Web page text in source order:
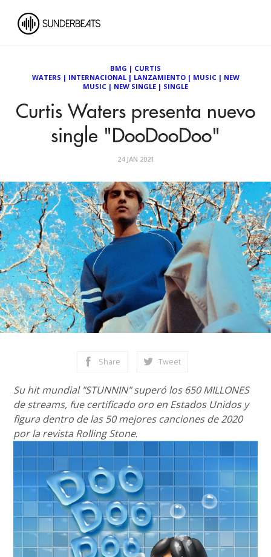
BMG | CURTIS
WATERS | INTERNACIONAL| LANZAMIENTO| MUSIC| NEW
MUSIC | NEW SINGLE | SINGLE
Curtis Waters presenta nuevo
single "DooDooDoo"
24 JAN 2021
Share Tweet
Su hit mundial "STUNNIN" superó los 650 MILLONES
de streams, fue certificado oro en Estados Unidos y
figura dentro de las 50 mejores canciones de 2020
por la revista Rolling Stone.